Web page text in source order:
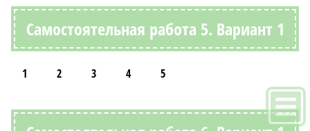
Самостоятельная работа 5. Вариант 1
1 2 3 4 5